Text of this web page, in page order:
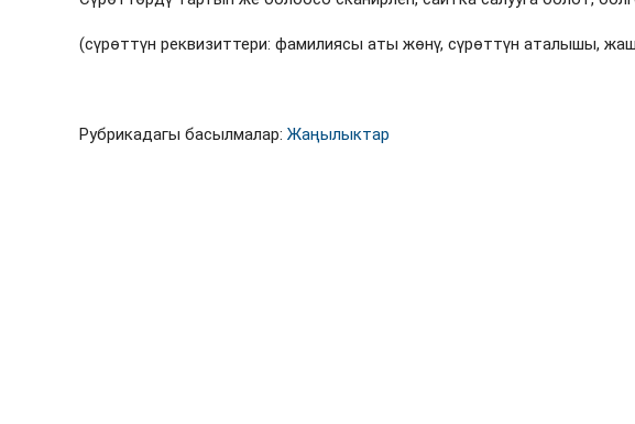
(сүрөттүн реквизиттери: фамилиясы аты жөнү, сүрөттүн аталышы,
Рубрикадагы басылмалар: Жаңылыктар